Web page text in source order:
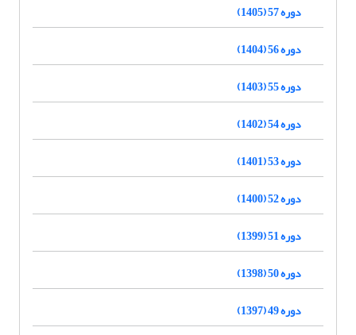
دوره 57 (1405)
دوره 56 (1404)
دوره 55 (1403)
دوره 54 (1402)
دوره 53 (1401)
دوره 52 (1400)
دوره 51 (1399)
دوره 50 (1398)
دوره 49 (1397)